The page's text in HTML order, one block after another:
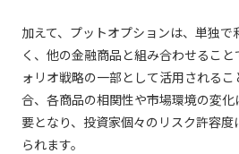
加えて、プットオプションは、単独で
く、他の金融商品と組み合わせるこ
ォリオ戦略の一部として活用される
合、各商品の相関性や市場環境の変
要となり、投資家個々のリスク許容
られます。